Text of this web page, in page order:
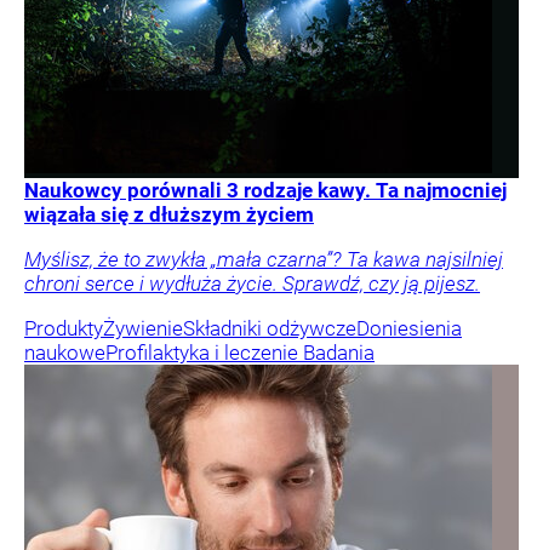
Naukowcy porównali 3 rodzaje kawy. Ta najmocniej
wiązała się z dłuższym życiem
Myślisz, że to zwykła „mała czarna”? Ta kawa najsilniej
chroni serce i wydłuża życie. Sprawdź, czy ją pijesz.
ProduktyŻywienieSkładniki odżywczeDoniesienia
naukoweProfilaktyka i leczenie Badania